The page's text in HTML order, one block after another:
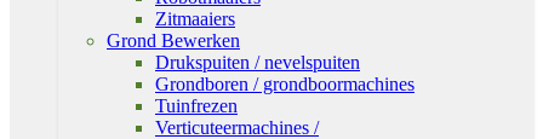
Zitmaaiers
Grond Bewerken
Drukspuiten / nevelspuiten
Grondboren / grondboormachines
Tuinfrezen
Verticuteermachines /